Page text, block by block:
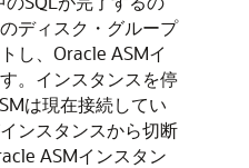
ディスク・グループ
し、Oracle ASMイ
。インスタンスを停
は現在接続してい
ンスタンスから切断
ASMインスタン